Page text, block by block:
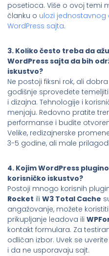
posetioca. Više o ovoj temi
članku o ulozi jednostavnog
WordPress sajta.
3. Koliko često treba da
WordPress sajta da bih
iskustvo?
Ne postoji fiksni rok, ali
godišnje sprovedete
i dizajna. Tehnologije i
menjaju. Redovno pratite
performanse i budite
Velike, redizajnerske
3-5 godine, ali male
4. Kojim WordPress
korisničko iskustvo?
Postoji mnogo korisnih
Rocket ili W3 Total Cache
angažovanje, možete koristiti
prikupljanje leadova ili
kontakt formulara. Za
odličan izbor. Uvek se
i da ne usporavaju sajt.